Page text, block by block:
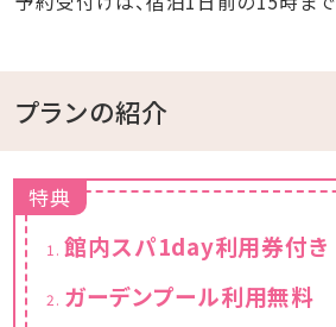
プランの紹介
特典
館内スパ1day利用券付き
【営業時間】
ガーデンプール利用無料